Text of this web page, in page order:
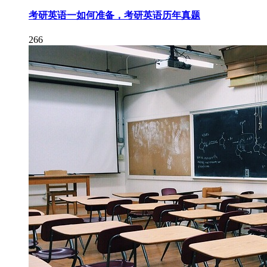
考研英语一如何准备，考研英语历年真题
266